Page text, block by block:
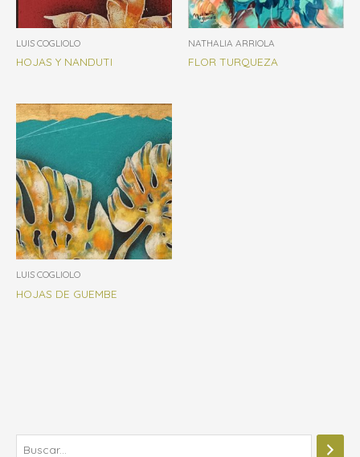
LUIS COGLIOLO
HOJAS Y NANDUTI
NATHALIA ARRIOLA
FLOR TURQUEZA
LUIS COGLIOLO
HOJAS DE GUEMBE